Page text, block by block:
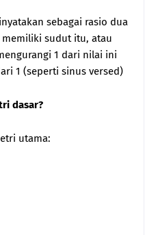
sebagai rasio dua
sudut itu, atau
1 dari nilai ini
1 (seperti sinus versed)
dasar?
utama: